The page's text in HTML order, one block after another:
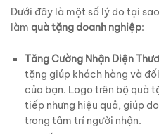
Dưới đây là một số lý do tại
làm quà tặng doanh nghiệp:
Tăng Cường Nhận Diện
tặng giúp khách hàng và
của bạn. Logo trên bộ quà
tiếp nhưng hiệu quả, giúp
trong tâm trí người nhận.